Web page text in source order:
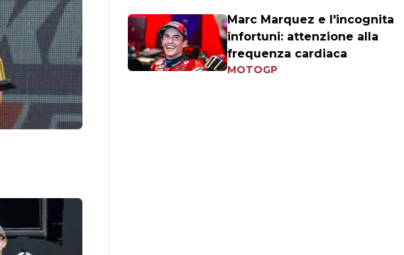
Marc Marquez e l'incognita
infortuni: attenzione alla
frequenza cardiaca
MOTOGP